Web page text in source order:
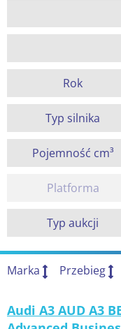
Rok
Typ silnika
Pojemność cm³
Platforma
Typ aukcji
Marka Przebieg
Audi A3 AUD A3